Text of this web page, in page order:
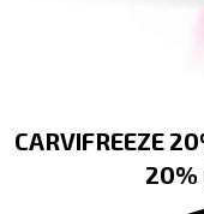
CARVIFREEZE
20%